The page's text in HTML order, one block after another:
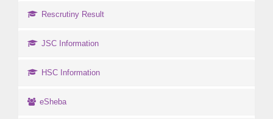
Rescrutiny Result
JSC Information
HSC Information
eSheba